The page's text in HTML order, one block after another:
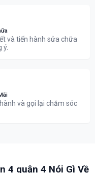
và tiến hành sửa chữa
ý.
và gọi lại chăm sóc
4 quận 4 Nói Gì Về